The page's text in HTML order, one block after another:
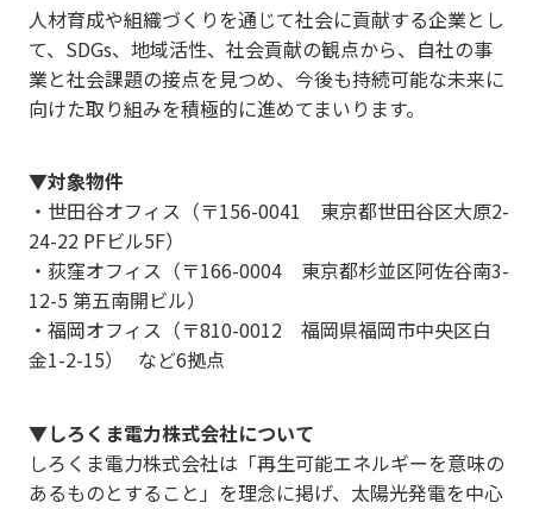
人材育成や組織づくりを通じて社会に貢献する企業とし
て、SDGs、地域活性、社会貢献の観点から、自社の事
業と社会課題の接点を見つめ、今後も持続可能な未来に
向けた取り組みを積極的に進めてまいります。
▼対象物件
・世田谷オフィス（〒156-0041 東京都世田谷区大原2-
24-22 PFビル5F）
・荻窪オフィス（〒166-0004 東京都杉並区阿佐谷南3-
12-5 第五南開ビル）
・福岡オフィス（〒810-0012 福岡県福岡市中央区白
金1-2-15） など6拠点
▼しろくま電力株式会社について
しろくま電力株式会社は「再生可能エネルギーを意味の
あるものとすること」を理念に掲げ、太陽光発電を中心